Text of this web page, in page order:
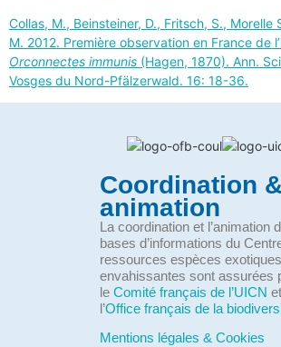
Collas, M., Beinsteiner, D., Fritsch, S., Morelle
M. 2012. Première observation en France de
Orconnectes immunis (Hagen, 1870). Ann.
Vosges du Nord-Pfälzerwald. 16: 18-36.
Coordination
animation
La coordination et l’animation
bases d’informations du
ressources espèces exotiques
envahissantes sont assurées
le Comité français de l’UICN et
l’Office français de la
Mentions légales & Cookies